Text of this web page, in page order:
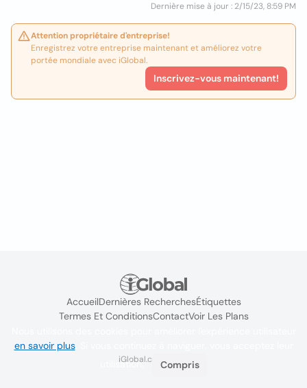
Dernière mise à jour : 2/15/23, 8:59 PM
Attention propriétaire d'entreprise!
Enregistrez votre entreprise maintenant et améliorez votre
portée mondiale avec iGlobal.
Inscrivez-vous maintenant!
AccueilDernières RecherchesÉtiquettes
Termes Et ConditionsContactVoir Les Plans
iGlobal.co @ 2024
en savoir plus. Si vous continuez à naviguer, vous acceptez leur
utilisation.
Compris